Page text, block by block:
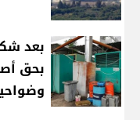
بحق